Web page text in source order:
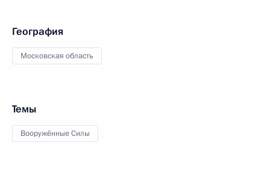
География
Московская область
Темы
Вооружённые Силы